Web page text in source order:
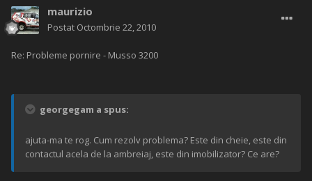
maurizio
Postat Octombrie 22, 2010
Re: Probleme pornire - Musso 3200
georgegam a spus:
ajuta-ma te rog. Cum rezolv problema? Este din cheie, este din
contactul acela de la ambreiaj, este din imobilizator? Ce are?